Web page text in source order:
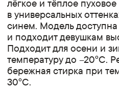
лёгкое и тёплое
в универсальных
синем. Модель
и подходит девушкам
Подходит для осени и
температуру до –20°C.
бережная стирка при
30°C.